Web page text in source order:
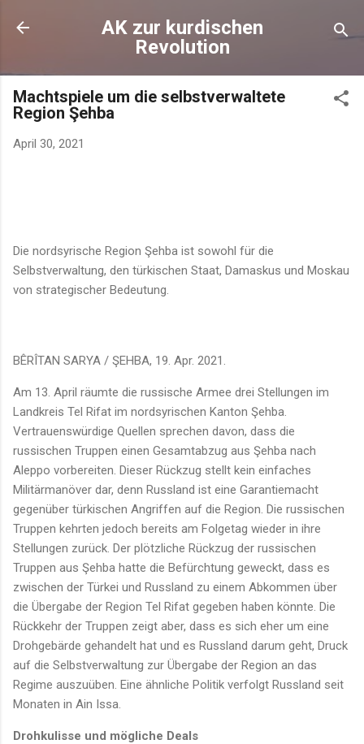
Direkt zum Hauptbereich
AK zur kurdischen
Revolution
Machtspiele um die selbstverwaltete
Region Şehba
April 30, 2021
Die nordsyrische Region Şehba ist sowohl für die
Selbstverwaltung, den türkischen Staat, Damaskus und Moskau
von strategischer Bedeutung.
BÊRÎTAN SARYA / ŞEHBA, 19. Apr. 2021.
Am 13. April räumte die russische Armee drei Stellungen im
Landkreis Tel Rifat im nordsyrischen Kanton Şehba.
Vertrauenswürdige Quellen sprechen davon, dass die
russischen Truppen einen Gesamtabzug aus Şehba nach
Aleppo vorbereiten. Dieser Rückzug stellt kein einfaches
Militärmanöver dar, denn Russland ist eine Garantiemacht
gegenüber türkischen Angriffen auf die Region. Die russischen
Truppen kehrten jedoch bereits am Folgetag wieder in ihre
Stellungen zurück. Der plötzliche Rückzug der russischen
Truppen aus Şehba hatte die Befürchtung geweckt, dass es
zwischen der Türkei und Russland zu einem Abkommen über
die Übergabe der Region Tel Rifat gegeben haben könnte. Die
Rückkehr der Truppen zeigt aber, dass es sich eher um eine
Drohgebärde gehandelt hat und es Russland darum geht, Druck
auf die Selbstverwaltung zur Übergabe der Region an das
Regime auszuüben. Eine ähnliche Politik verfolgt Russland seit
Monaten in Ain Issa.
Drohkulisse und mögliche Deals